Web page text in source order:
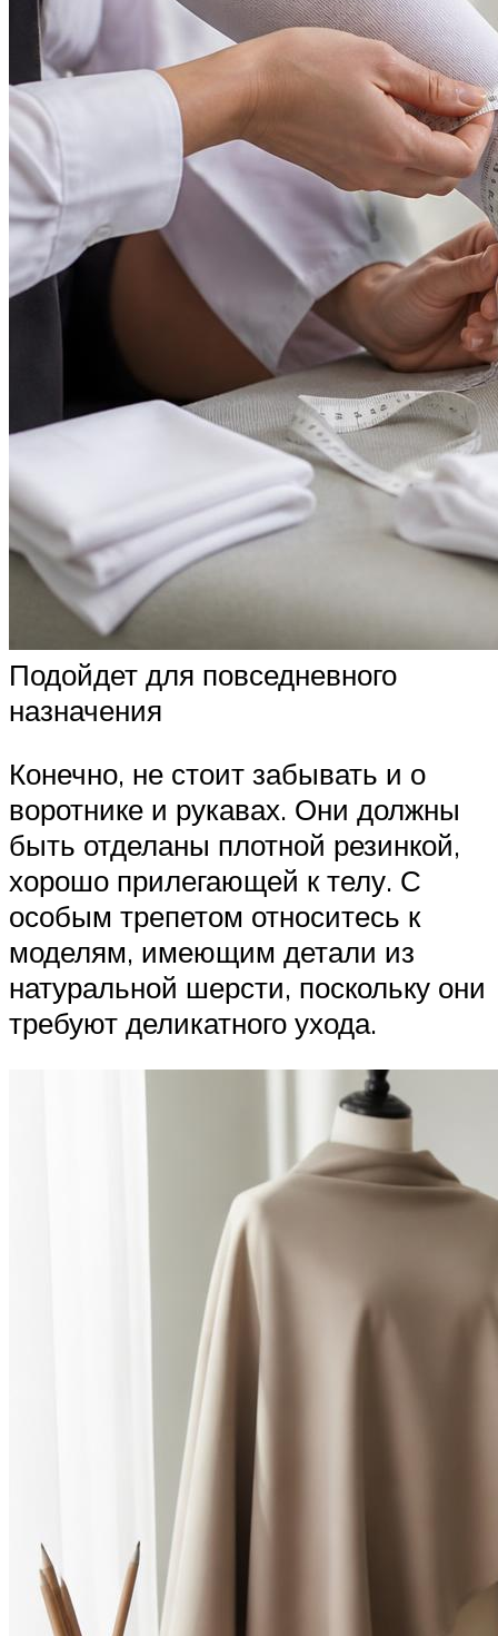
Подойдет для повседневного
назначения
Конечно, не стоит забывать и о
воротнике и рукавах. Они должны
быть отделаны плотной резинкой,
хорошо прилегающей к телу. С
особым трепетом относитесь к
моделям, имеющим детали из
натуральной шерсти, поскольку они
требуют деликатного ухода.